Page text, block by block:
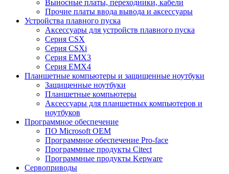
Выносные платы, переходники, кабели
Прочие платы ввода вывода и аксессуары
Устройства плавного пуска
Аксессуары для устройств плавного пуска
Серия CSX
Серия CSXi
Серия EMX3
Серия EMX4
Планшетные компьютеры и защищенные ноутбуки
Защищенные ноутбуки
Планшетные компьютеры
Аксессуары для планшетных компьютеров и
ноутбуков
Программное обеспечение
ПО Microsoft OEM
Программное обеспечение Pro-face
Программные продукты Citect
Программные продукты Kepware
Сервоприводы